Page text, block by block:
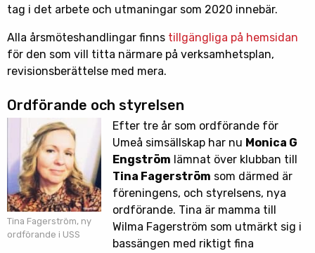
tag i det arbete och utmaningar som 2020 innebär.
Alla årsmöteshandlingar finns tillgängliga på hemsidan
för den som vill titta närmare på verksamhetsplan,
revisionsberättelse med mera.
Ordförande och styrelsen
Tina Fagerström, ny
ordförande i USS
Efter tre år som ordförande för
Umeå simsällskap har nu Monica G
Engström lämnat över klubban till
Tina Fagerström som därmed är
föreningens, och styrelsens, nya
ordförande. Tina är mamma till
Wilma Fagerström som utmärkt sig i
bassängen med riktigt fina